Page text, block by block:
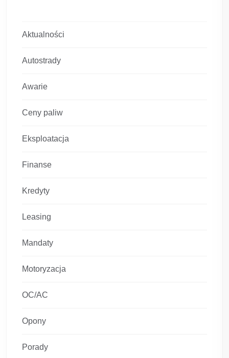
Aktualności
Autostrady
Awarie
Ceny paliw
Eksploatacja
Finanse
Kredyty
Leasing
Mandaty
Motoryzacja
OC/AC
Opony
Porady